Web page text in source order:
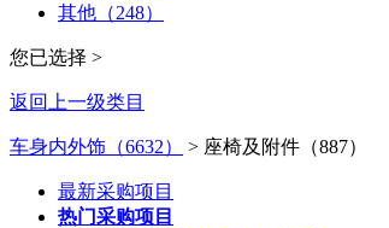
其他（248）
您已选择 >
返回上一级类目
车身内外饰（6632） > 座椅及附件（887）
最新采购项目
热门采购项目